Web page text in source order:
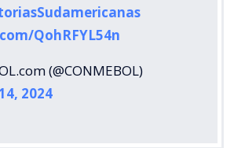
QohRFYL54n
(@CONMEBOL)
2024